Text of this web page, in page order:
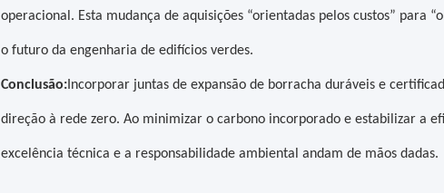
operacional. Esta mudança de aquisições “orientadas pelos custos” para
o futuro da engenharia de edifícios verdes.
Conclusão: Incorporar juntas de expansão de borracha duráveis ​​e
direção à rede zero. Ao minimizar o carbono incorporado e estabilizar a
excelência técnica e a responsabilidade ambiental andam de mãos dadas.